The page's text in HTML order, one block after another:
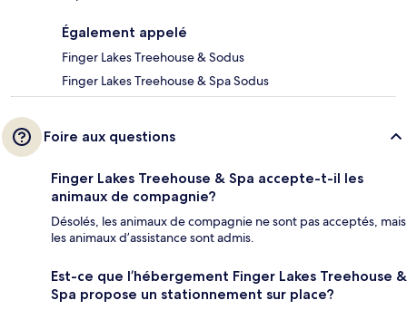
Également appelé
Finger Lakes Treehouse & Sodus
Finger Lakes Treehouse & Spa Sodus
Foire aux questions
Finger Lakes Treehouse & Spa accepte-t-il les
animaux de compagnie?
Désolés, les animaux de compagnie ne sont pas acceptés, mais
les animaux d’assistance sont admis.
Est-ce que l’hébergement Finger Lakes Treehouse &
Spa propose un stationnement sur place?